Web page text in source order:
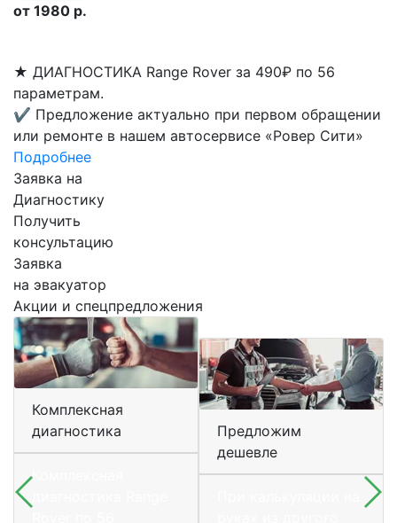
от 1980 р.
★ ДИАГНОСТИКА Range Rover за 490₽ по 56
параметрам.
✔ Предложение актуально при первом обращении
или ремонте в нашем автосервисе «Ровер Сити»
Подробнее
Заявка на
Диагностику
Получить
консультацию
Заявка
на эвакуатор
Акции и спецпредложения
Комплексная
диагностика
Комплексная
Предложим
дешевле